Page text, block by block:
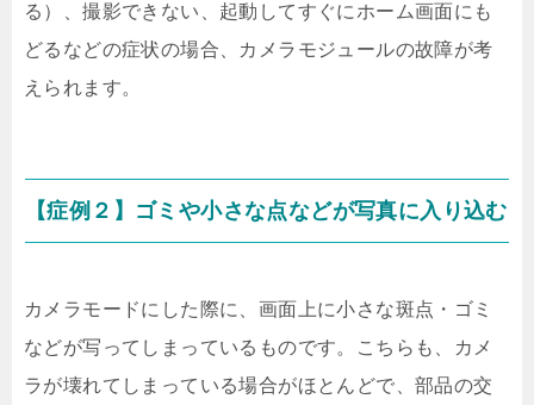
る）、撮影できない、起動してすぐにホーム画面にも
どるなどの症状の場合、カメラモジュールの故障が考
えられます。
【症例２】ゴミや小さな点などが写真に入り込む
カメラモードにした際に、画面上に小さな斑点・ゴミ
などが写ってしまっているものです。こちらも、カメ
ラが壊れてしまっている場合がほとんどで、部品の交